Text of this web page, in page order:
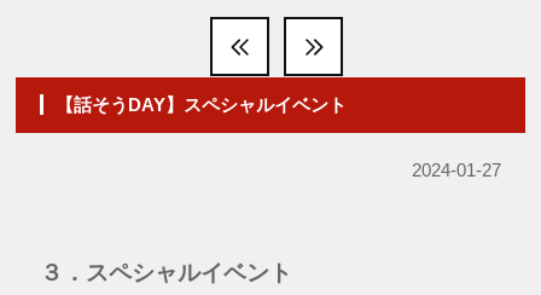
【話そうDAY】スペシャルイベント
2024-01-27
３．スペシャルイベント